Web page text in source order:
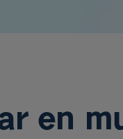
en